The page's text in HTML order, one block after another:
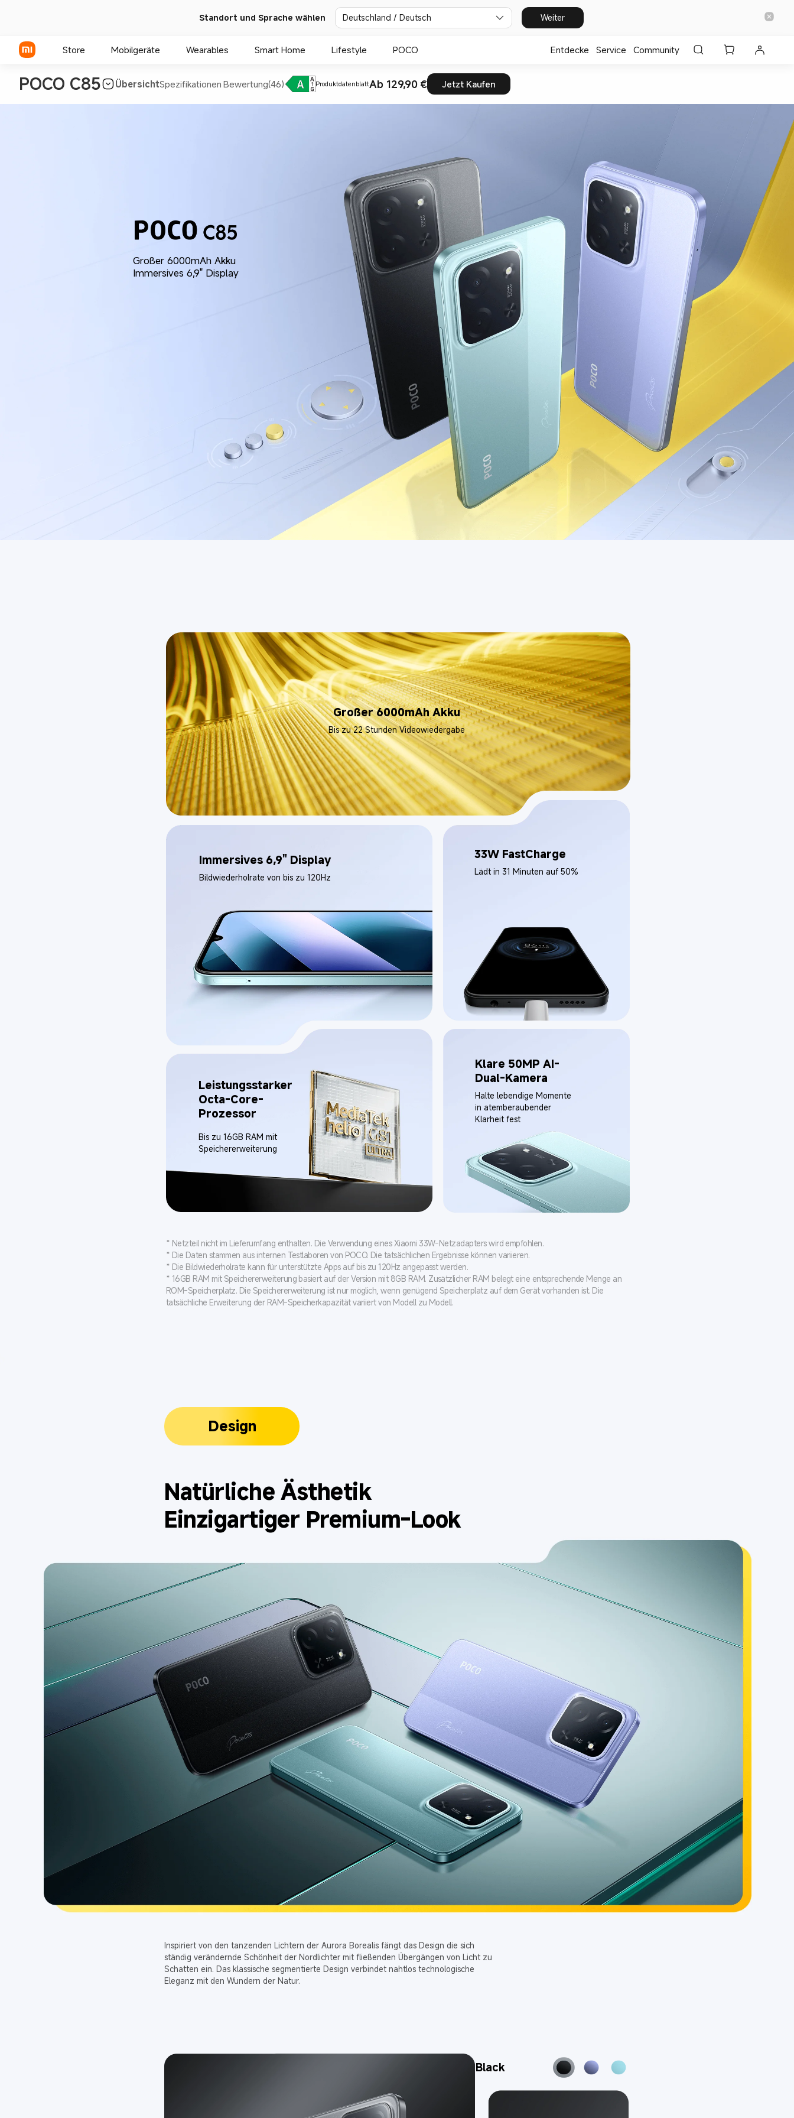
Standort und Sprache wählen Deutschland / Deutsch Weiter
Store Mobilgeräte Wearables Smart Home Lifestyle POCO Entdecke ⁣Service Community
POCO C85 ÜbersichtSpezifikationen Bewertung(46) ProduktdatenblattAb 129,90 € Jetzt Kaufen
Immersives 6,9" Display
Großer 6000mAh Akku
Bis zu 22 Stunden Videowiedergabe
Immersives 6,9" Display
Bildwiederholrate von bis zu 120Hz
33W FastCharge
Lädt in 31 Minuten auf 50%
Leistungsstarker
Octa-Core-
Prozessor
Bis zu 16GB RAM mit
Speichererweiterung
Klare 50MP AI-
Dual-Kamera
Halte lebendige Momente
in atemberaubender
Klarheit fest
* Netzteil nicht im Lieferumfang enthalten. Die Verwendung eines Xiaomi 33W-Netzadapters wird empfohlen.
* Die Daten stammen aus internen Testlaboren von POCO. Die tatsächlichen Ergebnisse können variieren.
* Die Bildwiederholrate kann für unterstützte Apps auf bis zu 120Hz angepasst werden.
* 16GB RAM mit Speichererweiterung basiert auf der Version mit 8GB RAM. Zusätzlicher RAM belegt eine entsprechende Menge an
ROM-Speicherplatz. Die Speichererweiterung ist nur möglich, wenn genügend Speicherplatz auf dem Gerät vorhanden ist. Die
tatsächliche Erweiterung der RAM-Speicherkapazität variiert von Modell zu Modell.
Design
Natürliche Ästhetik
Einzigartiger Premium-Look
Inspiriert von den tanzenden Lichtern der Aurora Borealis fängt das Design die sich
ständig verändernde Schönheit der Nordlichter mit fließenden Übergängen von Licht zu
Schatten ein. Das klassische segmentierte Design verbindet nahtlos technologische
Eleganz mit den Wundern der Natur.
Purple